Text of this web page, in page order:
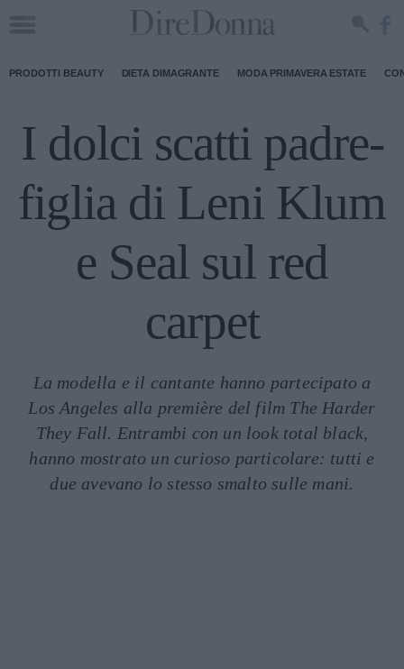
PRODOTTI BEAUTY DIETA DIMAGRANTE MODA PRIMAVERA ESTATE
I dolci scatti padre-
figlia di Leni Klum
e Seal sul red
carpet
La modella e il cantante hanno partecipato a
Los Angeles alla première del film The Harder
They Fall. Entrambi con un look total black,
hanno mostrato un curioso particolare: tutti e
due avevano lo stesso smalto sulle mani.